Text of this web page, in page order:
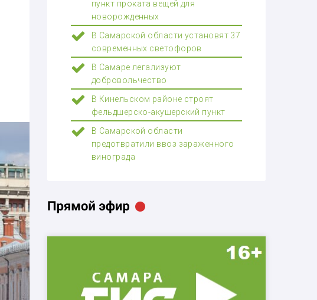
пункт проката вещей для
новорожденных
В Самарской области установят 37
современных светофоров
В Самаре легализуют
добровольчество
В Кинельском районе строят
фельдшерско-акушерский пункт
В Самарской области
предотвратили ввоз зараженного
винограда